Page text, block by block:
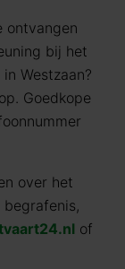
ontvangen
bij het
Westzaan?
Goedkope
over het
begrafenis,
of